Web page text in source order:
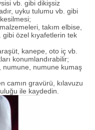
vb. gibi dikişsiz
uyku tulumu vb. gibi
takım elbise,
özel kıyafetlerin tek
kanepe, oto iç vb.
konumlandırabilir;
numune, numune kumaş
camın gravürü, kılavuzu
ile kaydedin.